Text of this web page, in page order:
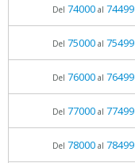
Del 74000al 74499
Del 75000al 75499
Del 76000al 76499
Del 77000al 77499
Del 78000al 78499